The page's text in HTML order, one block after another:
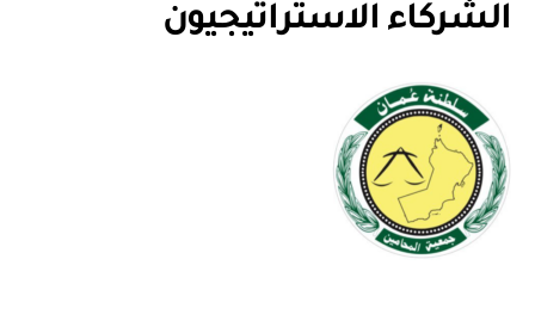
الشركاء الاستراتيجيون